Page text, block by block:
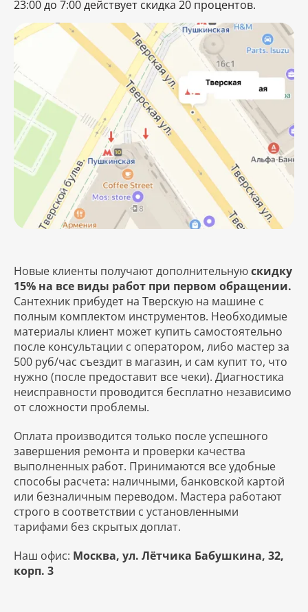
23:00 до 7:00 действует скидка 20 процентов.
Новые клиенты получают дополнительнуюскидку
15% на все виды работ при первом обращении.
Сантехник прибудет на Тверскую на машине с
полным комплектом инструментов. Необходимые
материалы клиент может купить самостоятельно
после консультации с оператором, либо мастер за
500 руб/час съездит в магазин, и сам купит то, что
нужно (после предоставит все чеки). Диагностика
неисправности проводится бесплатно независимо
от сложности проблемы.
Оплата производится только после успешного
завершения ремонта и проверки качества
выполненных работ. Принимаются все удобные
способы расчета: наличными, банковской картой
или безналичным переводом. Мастера работают
строго в соответствии с установленными
тарифами без скрытых доплат.
Наш офис: Москва, ул. Лётчика Бабушкина, 32,
корп. 3